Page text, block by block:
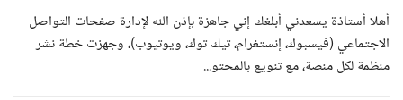
أهلا أستاذة يسعدني أبلغك إني جاهزة بإذن الله لإدارة صفحات التواصل
الاجتماعي (فيسبوك، إنستغرام، تيك توك، ويوتيوب)، وجهزت خطة نشر
منظمة لكل منصة، مع تنويع بالمحتو...